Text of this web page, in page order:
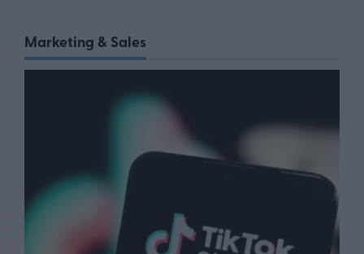
Marketing & Sales